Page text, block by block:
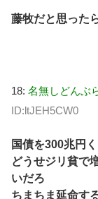
藤牧だと思った
18: 名無しどんぶ
ID:ltJEH5CW0
国債を300兆円
どうせジリ貧で
いだろ
ちまちま延命す